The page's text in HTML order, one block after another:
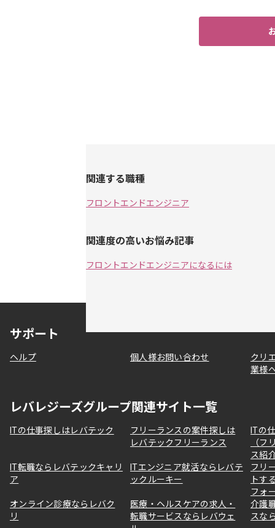
関連する職種
フロントエンドエンジニア
関連度の高いお悩み記事
フロントエンドエンジニアになるには
サポート
ヘルプ 個人様お問い合わせ
クリ
業様
レバレジーズグループ関連サイト一覧
ITの仕事探しはレバテック
フリーランスの案件探しは
レバテックフリーランス
ITの
（フ
ス紹
IT転職ならレバテックキャリ
ア
ITエンジニア就活ならレバテ
ックルーキー
フリ
トす
フォ
オンライン診療ならレバク
リ
医療・ヘルスケアの求人・
転職サービスならレバウェ
介護
スな